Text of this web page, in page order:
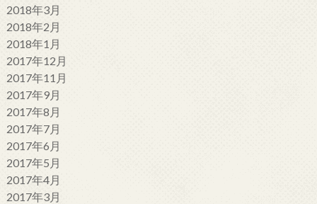
2018年3月
2018年2月
2018年1月
2017年12月
2017年11月
2017年9月
2017年8月
2017年7月
2017年6月
2017年5月
2017年4月
2017年3月